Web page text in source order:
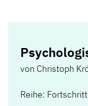
von Christoph
Reihe: